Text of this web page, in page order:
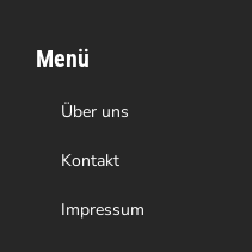
Menü
Über uns
Kontakt
Impressum